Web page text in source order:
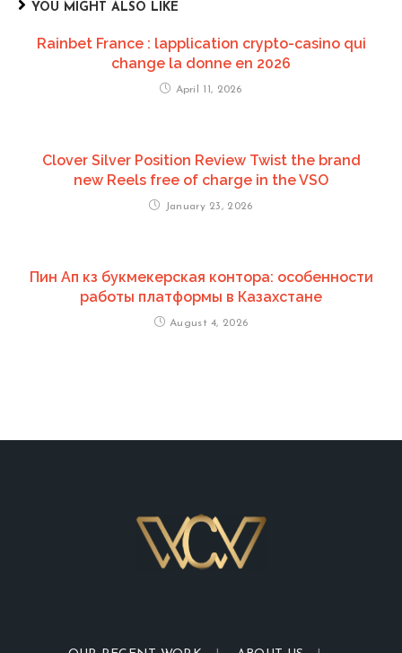
YOU MIGHT ALSO LIKE
Rainbet France : lapplication crypto-casino qui
change la donne en 2026
April 11, 2026
Clover Silver Position Review Twist the brand
new Reels free of charge in the VSO
January 23, 2026
Пин Ап кз букмекерская контора: особенности
работы платформы в Казахстане
August 4, 2026